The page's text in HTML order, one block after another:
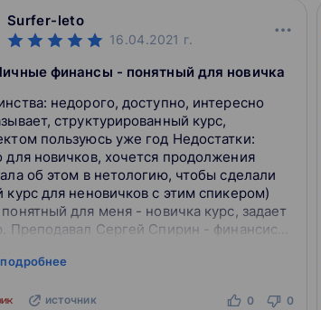
Surfer-leto
16.04.2021 г.
финансы - понятный для новичка
доступно, интересно
структурированный курс,
пользуюсь уже год Недостатки:
для новичков, хочется продолжения
об этом в нетологию, чтобы сделали
курс для неновичков с этим спикером)
для меня - новичка курс, задает
Преподавал Сергей Спирин - финансист.
источник 0 0